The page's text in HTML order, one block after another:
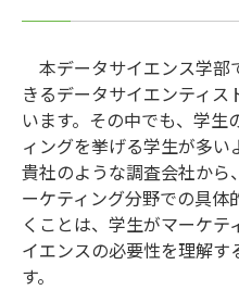
本データサイエンス学部
きるデータサイエンティ
います。その中でも、学
ィングを挙げる学生が多い
貴社のような調査会社か
ーケティング分野での具
くことは、学生がマーケ
イエンスの必要性を理解
す。